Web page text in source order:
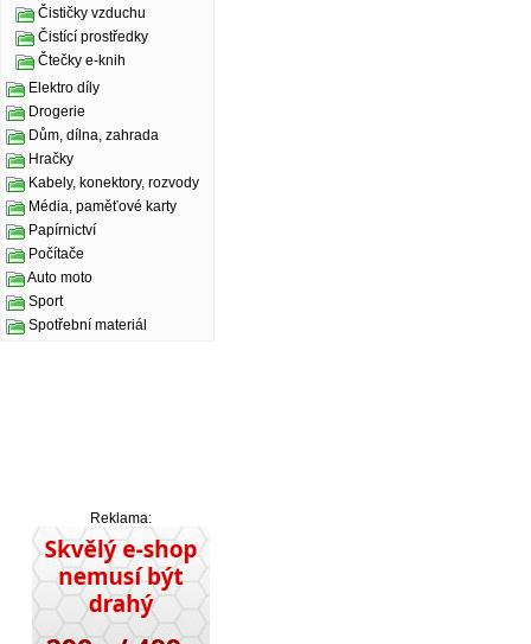
Čističky vzduchu
Čistící prostředky
Čtečky e-knih
Elektro díly
Drogerie
Dům, dílna, zahrada
Hračky
Kabely, konektory, rozvody
Média, paměťové karty
Papírnictví
Počítače
Auto moto
Sport
Spotřební materiál
Reklama: